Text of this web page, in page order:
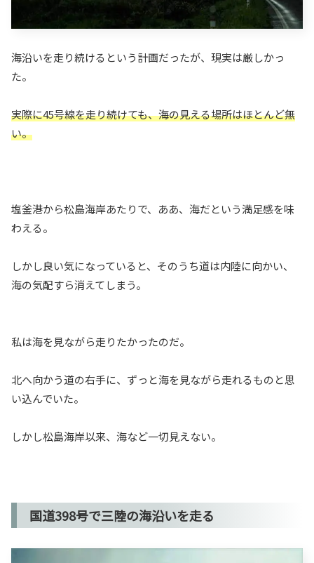
海沿いを走り続けるという計画だったが、現実は厳しかっ
た。
実際に45号線を走り続けても、海の見える場所はほとんど無
い。
塩釜港から松島海岸あたりで、ああ、海だという満足感を味
わえる。
しかし良い気になっていると、そのうち道は内陸に向かい、
海の気配すら消えてしまう。
私は海を見ながら走りたかったのだ。
北へ向かう道の右手に、ずっと海を見ながら走れるものと思
い込んでいた。
しかし松島海岸以来、海など一切見えない。
国道398号で三陸の海沿いを走る